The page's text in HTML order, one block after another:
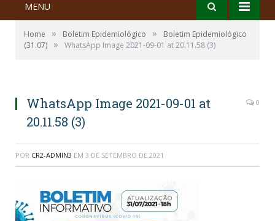
MENU
Home » Boletim Epidemiológico »
Boletim Epidemiológico
(31.07) » WhatsApp Image 2021-09-01 at 20.11.58 (3)
WhatsApp Image 2021-09-01 at
20.11.58 (3)
0
POR CR2-ADMIN3 EM 3 DE SETEMBRO DE 2021